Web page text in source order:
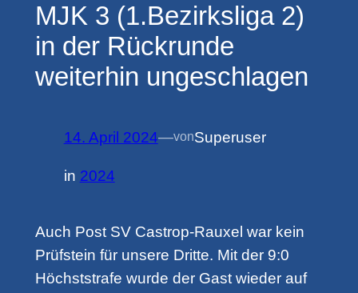
MJK 3 (1.Bezirksliga 2)
in der Rückrunde
weiterhin ungeschlagen
14. April 2024—vonSuperuser
in 2024
Auch Post SV Castrop-Rauxel war kein
Prüfstein für unsere Dritte. Mit der 9:0
Höchststrafe wurde der Gast wieder auf